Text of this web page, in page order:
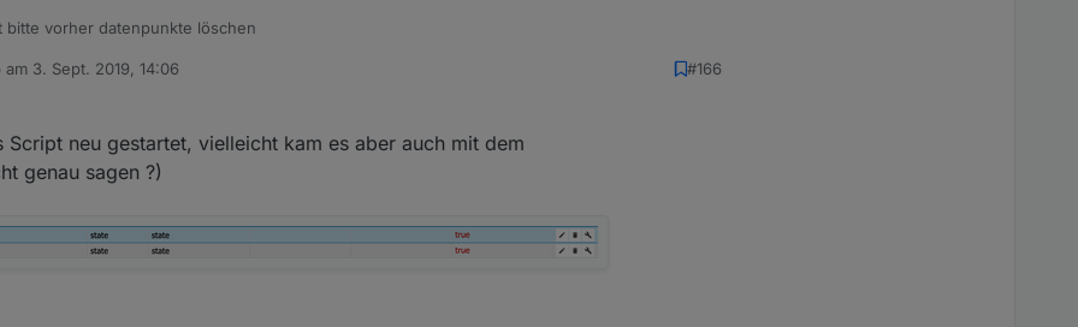
bitte vorher datenpunkte löschen
muss mal vom rechner weg :-)
am 3. Sept. 2019, 14:06
von
#166
neu gestartet, vielleicht kam es aber auch mit dem
genau sagen ?)